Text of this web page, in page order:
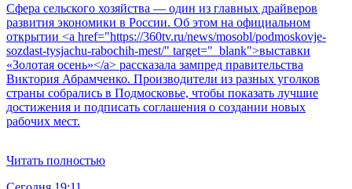
Сфера сельского хозяйства — один из главных драйверов
развития экономики в России. Об этом на официальном
открытии <a href="https://360tv.ru/news/mosobl/podmoskovje-
sozdast-tysjachu-rabochih-mest/" target="_blank">выставки
«Золотая осень»</a> рассказала зампред правительства
Виктория Абрамченко. Производители из разных уголков
страны собрались в Подмосковье, чтобы показать лучшие
достижения и подписать соглашения о создании новых
рабочих мест.
Читать полностью